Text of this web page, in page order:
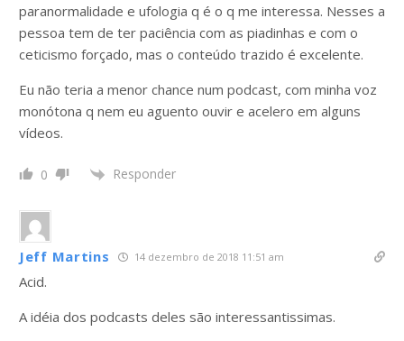
paranormalidade e ufologia q é o q me interessa. Nesses a
pessoa tem de ter paciência com as piadinhas e com o
ceticismo forçado, mas o conteúdo trazido é excelente.
Eu não teria a menor chance num podcast, com minha voz
monótona q nem eu aguento ouvir e acelero em alguns
vídeos.
0 Responder
Jeff Martins 14 dezembro de 2018 11:51 am
Acid.
A idéia dos podcasts deles são interessantissimas.